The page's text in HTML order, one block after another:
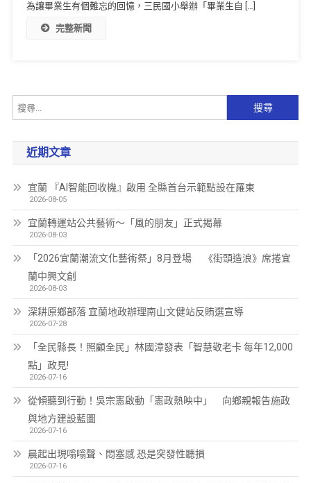
為讓畢業生有個難忘的回憶，三民國小舉辦「畢業生自 […]
完整新聞
近期文章
宜蘭 『AI智能回收機』啟用 全縣首台示範點設在羅東
2026-08-05
宜蘭轉運站公共藝術～「風的朋友」正式揭幕
2026-08-03
「2026宜蘭潮流文化藝術祭」8月登場 《街頭造浪》席捲宜
蘭中興文創
2026-08-03
深耕原鄉部落 宜蘭地政辦理南山文健站反賄選宣導
2026-07-28
「全民縣長！照顧全民」林國漳發表「智慧敬老卡 每年12,000
點」政見!
2026-07-16
從傾聽到行動！吳宗憲啟動「憲政熱映中」 向鄉親報告施政
與地方建設藍圖
2026-07-16
晨起出現嗡嗡聲、悶塞感 恐是突發性聽損
2026-07-16